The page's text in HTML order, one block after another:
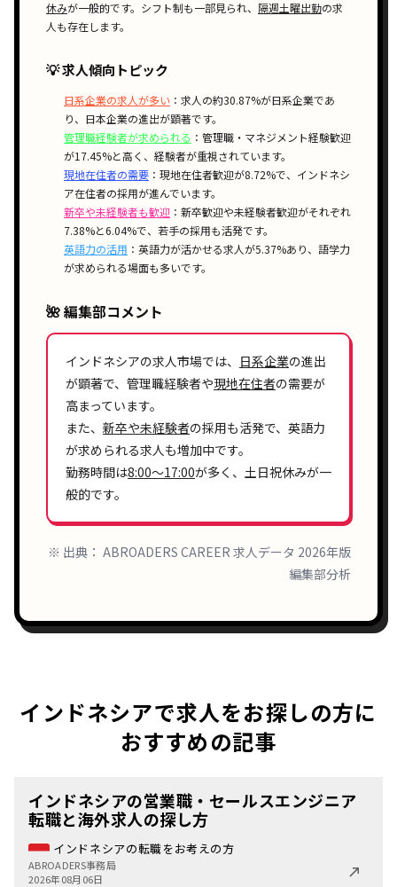
休みが一般的です。 シフト制も一部見られ、 隔週土曜出勤の求
人も存在します。
💡 求人傾向トピック
日系企業の求人が多い ：求人の約30.87%が日系企業であ
り、日本企業の進出が顕著です。
管理職経験者が求められる ：管理職・マネジメント経験歓迎
が17.45%と高く、経験者が重視されています。
現地在住者の需要 ：現地在住者歓迎が8.72%で、インドネシ
ア在住者の採用が進んでいます。
新卒や未経験者も歓迎 ：新卒歓迎や未経験者歓迎がそれぞれ
7.38%と6.04%で、若手の採用も活発です。
英語力の活用 ：英語力が活かせる求人が5.37%あり、語学力
が求められる場面も多いです。
🌺 編集部コメント
インドネシアの求人市場では、 日系企業の進出
が顕著で、 管理職経験者や現地在住者の需要が
高まっています。
また、 新卒や未経験者の採用も活発で、 英語力
が求められる求人も増加中です。
勤務時間は8:00〜17:00が多く、 土日祝休みが一
般的です。
※ 出典： ABROADERS CAREER 求人データ 2026年版
編集部分析
インドネシアで求人をお探しの方に
おすすめの記事
インドネシアの営業職・セールスエンジニア
転職と海外求人の探し方
インドネシアの転職をお考えの方
ABROADERS事務局
2026年08月06日